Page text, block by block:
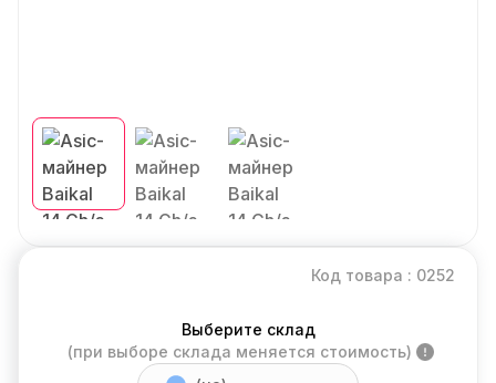
Код товара : 0252
Выберите склад
(при выборе склада меняется стоимость)